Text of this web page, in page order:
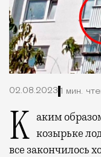
02.08.2023 1 мин.
Каким образом женщина очутилась на козырьке
все закончилось